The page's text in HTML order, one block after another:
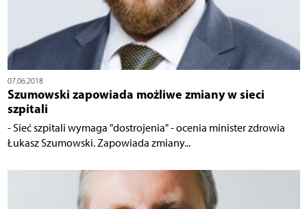
07.06.2018
Szumowski zapowiada możliwe zmiany w sieci
szpitali
- Sieć szpitali wymaga "dostrojenia" - ocenia minister zdrowia
Łukasz Szumowski. Zapowiada zmiany...